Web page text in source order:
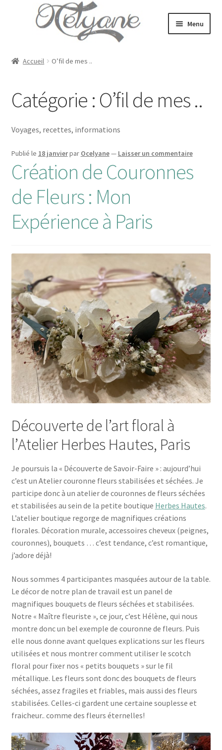
navigation
Menu
Mode
Bijoux
E-Shop
Portrait
Blog
Accueil O’fil de mes ..
Catégorie : O’fil de mes ..
Voyages, recettes, informations
Publié le 18 janvierpar Ocelyane— Laisser un commentaire
Création de Couronnes
de Fleurs : Mon
Expérience à Paris
Découverte de l’art floral à
l’Atelier Herbes Hautes, Paris
Je poursuis la « Découverte de Savoir-Faire » : aujourd’hui
c’est un Atelier couronne fleurs stabilisées et séchées. Je
participe donc à un atelier de couronnes de fleurs séchées
et stabilisées au sein de la petite boutique Herbes Hautes.
L’atelier boutique regorge de magnifiques créations
florales. Décoration murale, accessoires cheveux (peignes,
couronnes), bouquets … c’est tendance, c’est romantique,
j’adore déjà!
Nous sommes 4 participantes masquées autour de la table.
Le décor de notre plan de travail est un panel de
magnifiques bouquets de fleurs séchées et stabilisées.
Notre « Maître fleuriste », ce jour, c’est Hélène, qui nous
montre donc un bel exemple de couronne de fleurs. Puis
elle nous donne avant quelques explications sur les fleurs
utilisées et nous montrer comment utiliser le scotch
floral pour fixer nos « petits bouquets » sur le fil
métallique. Les fleurs sont donc des bouquets de fleurs
séchées, assez fragiles et friables, mais aussi des fleurs
stabilisées. Celles-ci gardent une certaine souplesse et
fraicheur.. comme des fleurs éternelles!